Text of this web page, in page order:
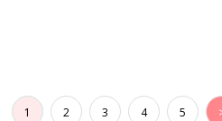
1 2 3 4 5